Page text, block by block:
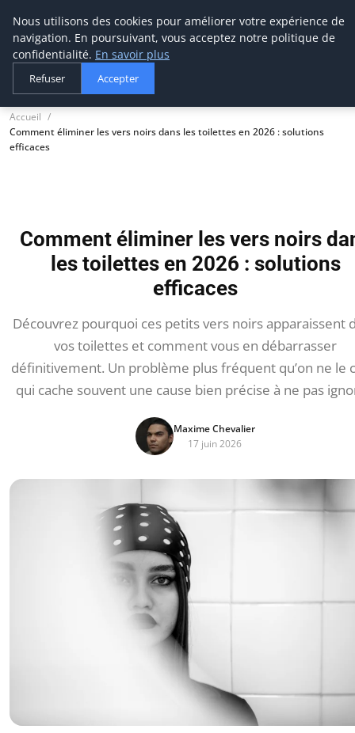
tournevis
malin
L'outil de l'aventurier
Accueil
Comment éliminer les vers noirs dans les toilettes en 2026 : solutions
efficaces
Comment éliminer les vers noirs
les toilettes en 2026 : solutions
efficaces
Découvrez pourquoi ces petits vers noirs apparaissent
vos toilettes et comment vous en débarrasser
définitivement. Un problème plus fréquent qu’on ne le
qui cache souvent une cause bien précise à ne pas
Maxime Chevalier
17 juin 2026
Nous utilisons des cookies pour améliorer votre expérience de
navigation. En poursuivant, vous acceptez notre politique de
confidentialité. En savoir plus
Refuser Accepter